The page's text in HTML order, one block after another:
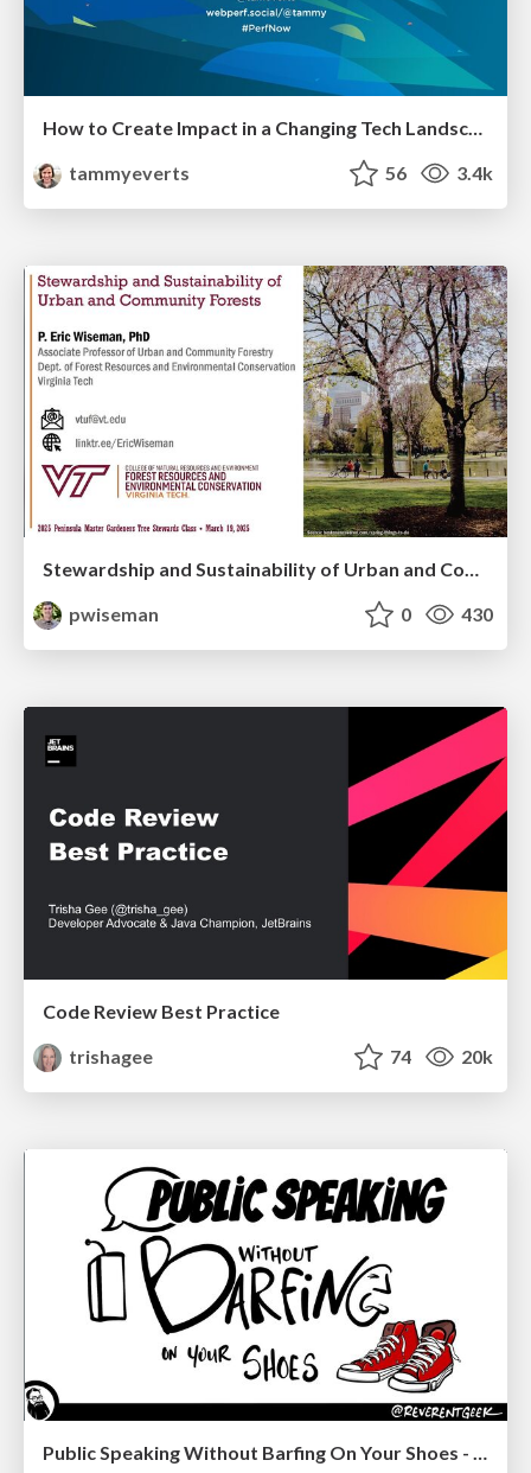
How to Create Impact in a Changing Tech Landscape [PerfNow 2023]
tammyeverts
56 3.4k
Stewardship and Sustainability of Urban and Community Forests
pwiseman
0 430
Code Review Best Practice
trishagee
74 20k
Public Speaking Without Barfing On Your Shoes - THAT 2023